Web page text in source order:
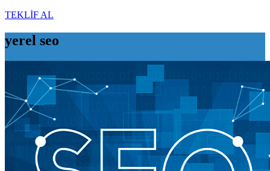
TEKLİF AL
yerel seo